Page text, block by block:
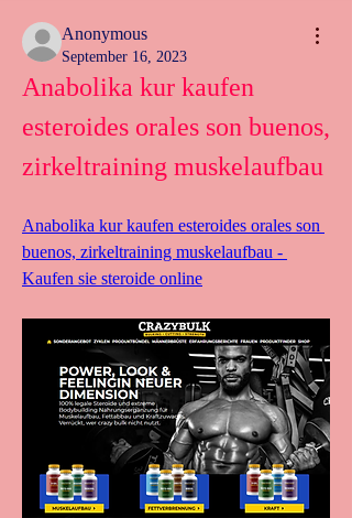
Anonymous
September 16, 2023
Anabolika kur kaufen
esteroides orales son buenos,
zirkeltraining muskelaufbau
Anabolika kur kaufen esteroides orales son
buenos, zirkeltraining muskelaufbau -
Kaufen sie steroide online